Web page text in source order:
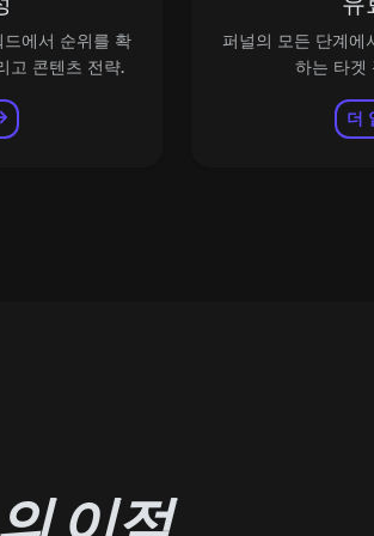
에서 순위를 확
고 콘텐츠 전략.
퍼널의 모든 단계에
하는 타겟
더